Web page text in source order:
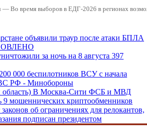
Во время выборов в ЕДГ-2026 в регионах
объявили траур после атаки БПЛА
за ночь на 8 августа 397
000 беспилотников ВСУ с начала
РФ - Минобороны
В Москва-Сити ФСБ и МВД
9 мошеннических криптообменников
об ограничениях для релокантов,
подписан президентом